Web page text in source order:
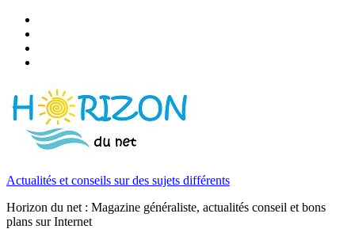
Actualités et conseils sur des sujets différents
Horizon du net : Magazine généraliste, actualités conseil et bons
plans sur Internet